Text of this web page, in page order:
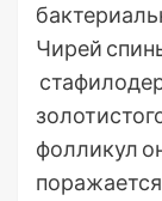
Чирей
фолликул